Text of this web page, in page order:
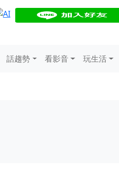
話趨勢 看影音 玩生活